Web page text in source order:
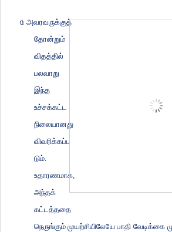
ü அவரவருக்குத்
தோன்றும்
விதத்தில்
பலவாறு
இந்த
உச்சக்கட்ட
நிலையானது
விவரிக்கப்ப
டும்.
உதாரணமாக,
அந்தக்
கட்டத்ததை
நெருங்கும் முயற்சியிலேயே பாதி வேடிக்கை